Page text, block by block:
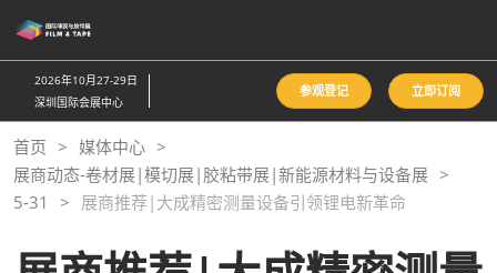
接
跳
至
内
容
2026年10月27-29日
深圳国际会展中心
参观登记 立即订阅
首页
媒体中心
展商动态-卷材展|模切展|胶粘带展|新能源材料与设备展
5-31
展商推荐|大成精密测量设备引领锂电新革命